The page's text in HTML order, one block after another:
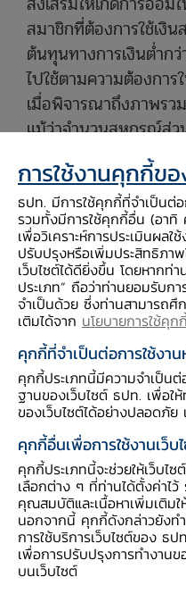
สมาชิกที่ต้องการใช้เงิ
ต้นทุนทางการเงินต่ำก
ไปใช้ตามความต้องกา
เมื่อพิจารณาถึงภาพร
แม้ว่าจำนวนสหกรณ์ส่
การเกษตร แต่ถ้าหาก
พบว่าส่วนใหญ่จะไปกร
ทรัพย์แส ดงให้เห็นว่า
สำคัญต่อระบบสถาบันก
สินทรัพย์ใหญ่เป็นลำดั
พาณิชย์และสถาบันการ
แหล่งเงินทุนแก่ภาคปร
สินเชื่อครัวเรือนทั้งหม
สหกรณ์ออมทรัพย์ยิ่งจะ
ก็ตาม เมื่อศึกษาถึงพั
ทรัพย์ไทยในช่วง 5 ปี
ขนาดสินทรัพย์ของสห
รวดเร็วมากจาก 1.5
มาอยู่ที่ระดับ 2.4 ล้าน
2559 (ภาพที่ 1) หรือคิ
ละ 9.9 ต่อปี การเติบโ
สหกรณ์ออมทรัพย์ ทำใ
งานของสหกรณ์ออมทรั
การใช้งานคุกกี้ข
ธปท. มีการใช้คุกกี้ที่จำเป็นต่อ
รวมทั้งมีการใช้คุกกี้อื่น (อาทิ
เพื่อวิเคราะห์การประเมินผล
ปรับปรุงหรือเพิ่มประสิทธิภา
เว็บไซต์ได้ดียิ่งขึ้น โดยหากท่
ประเภท” ถือว่าท่านยอมรับ
จำเป็นด้วย ซึ่งท่านสามารถศึ
เติมได้จาก นโยบายการใช้คุ
คุกกี้ที่จำเป็นต่อการใช้งาน
คุกกี้ประเภทนี้มีความจำเป็น
ฐานของเว็บไซต์ ธปท. เพื่อใ
ของเว็บไซต์ได้อย่างปลอดภัย
คุกกี้อื่นเพื่อการใช้งานเว็บ
คุกกี้ประเภทนี้จะช่วยให้เว็บไ
เลือกต่าง ๆ ที่ท่านได้ตั้งค่าไ
คุณสมบัติและเนื้อหาเพิ่มเติม
นอกจากนี้ คุกกี้ดังกล่าวยังท
การใช้บริการเว็บไซต์ของ ธป
เพื่อการปรับปรุงการทำงานข
บนเว็บไซต์